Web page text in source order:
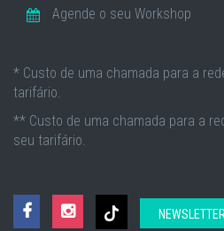
Agende o seu Workshop
* Custo de uma chamada para a
tarifário.
** Custo de uma chamada para a
seu tarifário.
NEWSLETTER